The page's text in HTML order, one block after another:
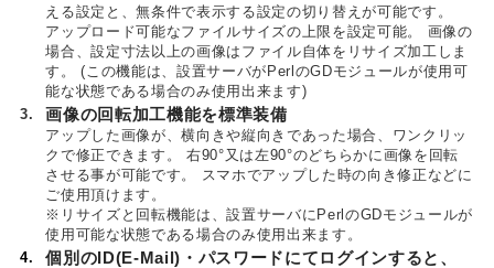
える設定と、無条件で表示する設定の切り替えが可能です。
アップロード可能なファイルサイズの上限を設定可能。 画像の
場合、設定寸法以上の画像はファイル自体をリサイズ加工しま
す。 (この機能は、設置サーバがPerlのGDモジュールが使用可
能な状態である場合のみ使用出来ます)
3.
画像の回転加工機能を標準装備
アップした画像が、横向きや縦向きであった場合、ワンクリッ
クで修正できます。 右90°又は左90°のどちらかに画像を回転
させる事が可能です。 スマホでアップした時の向き修正などに
ご使用頂けます。
※リサイズと回転機能は、設置サーバにPerlのGDモジュールが
使用可能な状態である場合のみ使用出来ます。
4.
個別のID(E-Mail)・パスワードにてログインすると、